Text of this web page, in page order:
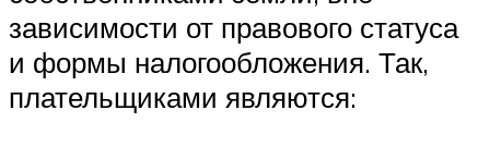
зависимости от правового статуса
и формы налогообложения. Так,
плательщиками являются: